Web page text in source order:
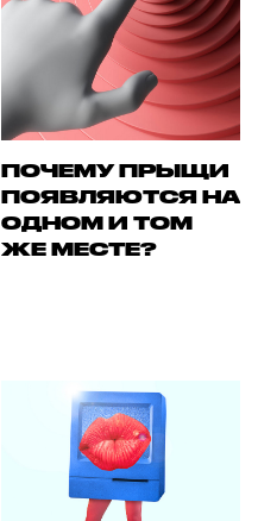
ПОЧЕМУ ПРЫЩИ
ПОЯВЛЯЮТСЯ НА
ОДНОМ И ТОМ
ЖЕ МЕСТЕ?